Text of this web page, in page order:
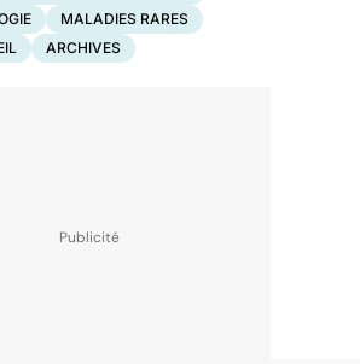
MALADIES RARES
ARCHIVES